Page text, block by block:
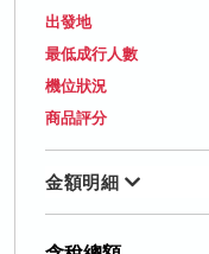
出發地
最低成行人數
機位狀況
商品評分
金額明細